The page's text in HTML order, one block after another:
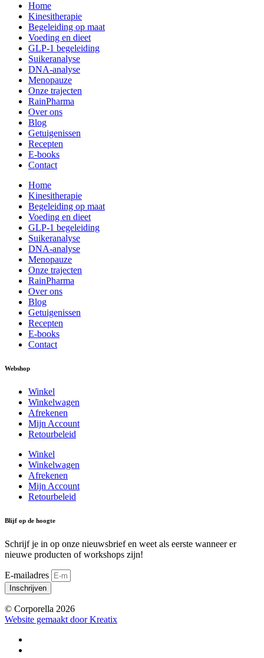
Home
Kinesitherapie
Begeleiding op maat
Voeding en dieet
GLP-1 begeleiding
Suikeranalyse
DNA-analyse
Menopauze
Onze trajecten
RainPharma
Over ons
Blog
Getuigenissen
Recepten
E-books
Contact
Home
Kinesitherapie
Begeleiding op maat
Voeding en dieet
GLP-1 begeleiding
Suikeranalyse
DNA-analyse
Menopauze
Onze trajecten
RainPharma
Over ons
Blog
Getuigenissen
Recepten
E-books
Contact
Webshop
Winkel
Winkelwagen
Afrekenen
Mijn Account
Retourbeleid
Winkel
Winkelwagen
Afrekenen
Mijn Account
Retourbeleid
Blijf op de hoogte
Schrijf je in op onze nieuwsbrief en weet als eerste wanneer er
nieuwe producten of workshops zijn!
E-mailadres
Inschrijven
© Corporella 2026
Website gemaakt door Kreatix